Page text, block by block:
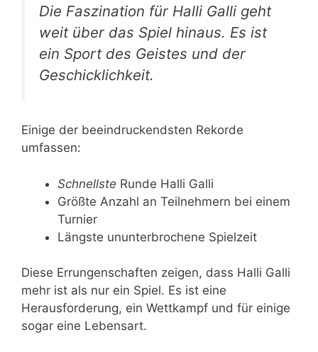
Die Faszination für Halli Galli geht
weit über das Spiel hinaus. Es ist
ein Sport des Geistes und der
Geschicklichkeit.
Einige der beeindruckendsten Rekorde
umfassen:
Schnellste Runde Halli Galli
Größte Anzahl an Teilnehmern bei einem
Turnier
Längste ununterbrochene Spielzeit
Diese Errungenschaften zeigen, dass Halli Galli
mehr ist als nur ein Spiel. Es ist eine
Herausforderung, ein Wettkampf und für einige
sogar eine Lebensart.